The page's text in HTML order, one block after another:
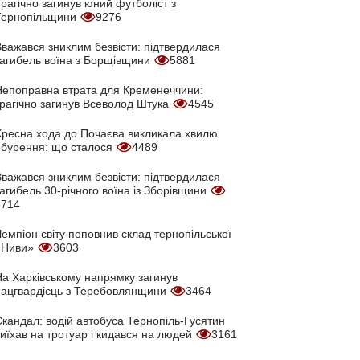
Трагічно загинув юний футболіст з
9276
зниклим безвісти: підтвердилася
воїна з Борщівщини
5881
втрата для Кременеччини:
загинув Всеволод Штука
4545
хода до Почаєва викликала хвилю
що сталося
4489
зниклим безвісти: підтвердилася
30-річного воїна із Зборівщини
світу поповнив склад тернопільської
3603
Харківському напрямку загинув
з Теребовлянщини
3464
водій автобуса Тернопіль-Гусятин
на тротуар і кидався на людей
3161